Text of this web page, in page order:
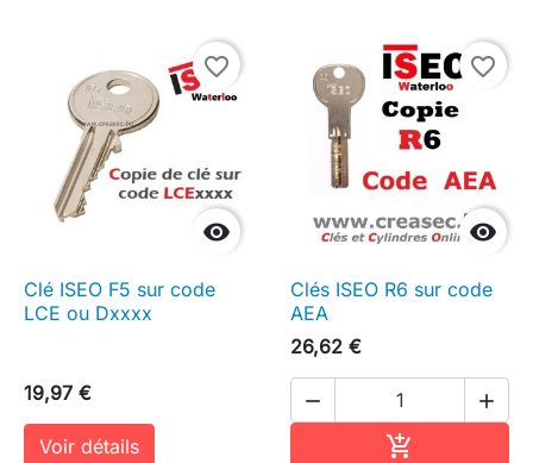

favorite_border
Clé ISEO F5 sur code
LCE ou Dxxxx
19,97 €
Voir détails

favorite_border
Clés ISEO R6 sur code
AEA
26,62 €
 
